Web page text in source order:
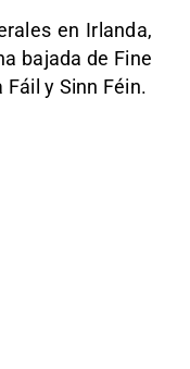
en Irlanda,
bajada de Fine
Fáil y Sinn Féin.